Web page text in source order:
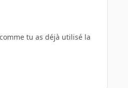
tu as déjà utilisé la